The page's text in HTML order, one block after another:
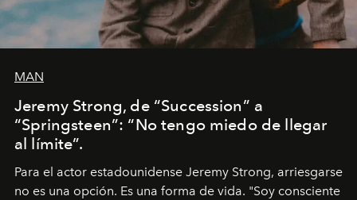
MAN
Jeremy Strong, de “Succession” a
“Springsteen”: “No tengo miedo de llegar
al límite”.
Para el actor estadounidense Jeremy Strong, arriesgarse
no es una opción. Es una forma de vida. "Soy consciente